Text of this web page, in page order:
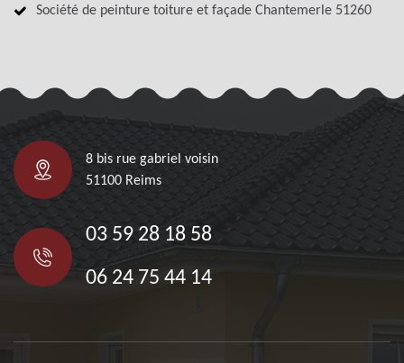
Société de peinture toiture et façade Chantemerle 51260
8 bis rue gabriel voisin
51100 Reims
03 59 28 18 58
06 24 75 44 14